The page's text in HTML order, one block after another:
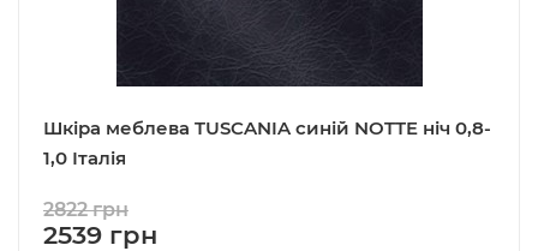
Шкіра меблева TUSCANIA синій NOTTE ніч 0,8-
1,0 Італія
2539 грн
2822 грн